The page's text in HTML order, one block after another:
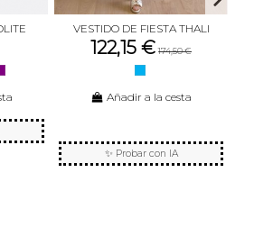
OSCURO
VESTIDO DE FIESTA THALI
122,15 € 174,50 €
AZUL
Añadir a la cesta
✨ Probar con IA